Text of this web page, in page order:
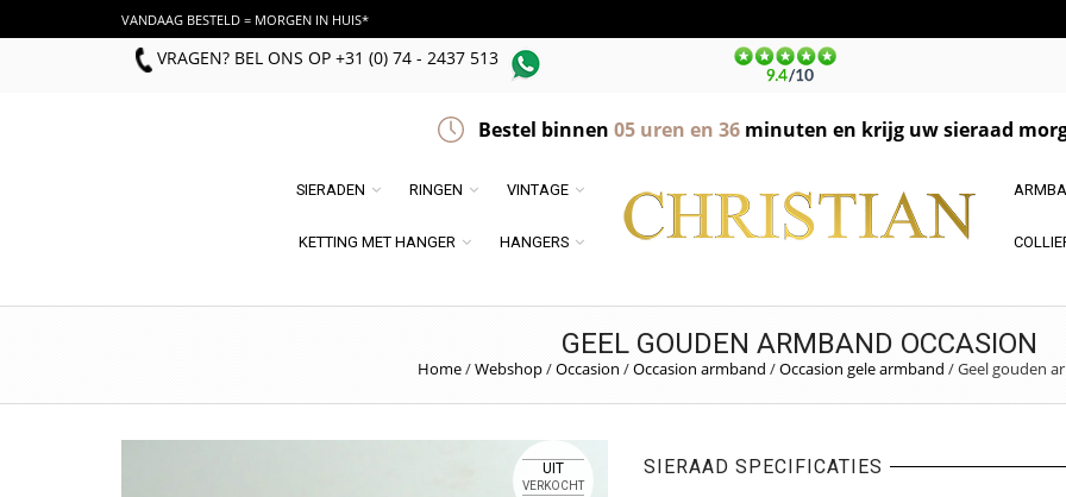
VANDAAG BESTELD = MORGEN IN HUIS*
VRAGEN? BEL ONS OP +31 (0) 74 - 2437 513
Bestel binnen 05uren en 36minuten en krijg uw sieraad
SIERADEN RINGEN VINTAGE
KETTING MET HANGER HANGERS
GEEL GOUDEN ARMBAND OCCASION
Home/Webshop/Occasion /Occasion armband /Occasion gele armband /Geel gouden
UIT
VERKOCHT
SIERAAD SPECIFICATIES